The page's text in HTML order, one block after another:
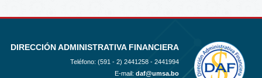
DIRECCIÓN ADMINISTRATIVA FINANCIERA
Teléfono: (591 - 2) 2441258 - 2441994
E-mail: daf@umsa.bo